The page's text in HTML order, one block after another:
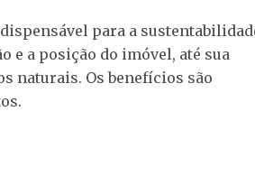
para a
e a posição do imóvel, até sua
naturais. Os benefícios são